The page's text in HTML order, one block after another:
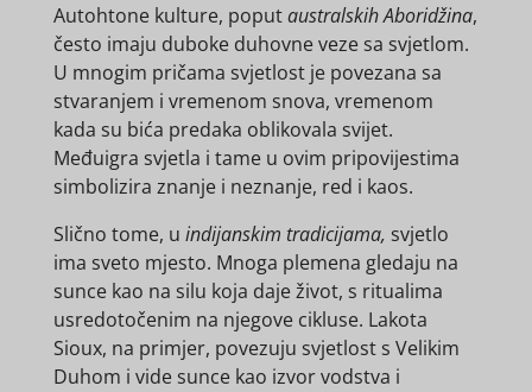
Autohtone kulture, poputaustralskih Aboridžina,
često imaju duboke duhovne veze sa svjetlom.
U mnogim pričama svjetlost je povezana sa
stvaranjem i vremenom snova, vremenom
kada su bića predaka oblikovala svijet.
Međuigra svjetla i tame u ovim pripovijestima
simbolizira znanje i neznanje, red i kaos.
Slično tome, u indijanskim tradicijama, svjetlo
ima sveto mjesto. Mnoga plemena gledaju na
sunce kao na silu koja daje život, s ritualima
usredotočenim na njegove cikluse. Lakota
Sioux, na primjer, povezuju svjetlost s Velikim
Duhom i vide sunce kao izvor vodstva i